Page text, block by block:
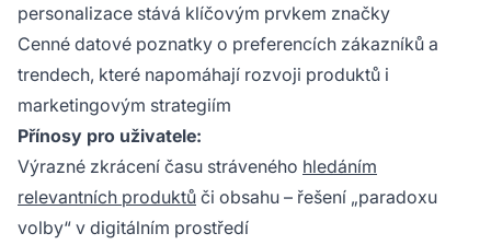
personalizace stává klíčovým prvkem značky
Cenné datové poznatky o preferencích zákazníků a
trendech, které napomáhají rozvoji produktů i
marketingovým strategiím
Přínosy pro uživatele:
Výrazné zkrácení času stráveného hledáním
relevantních produktů či obsahu – řešení „paradoxu
volby“ v digitálním prostředí